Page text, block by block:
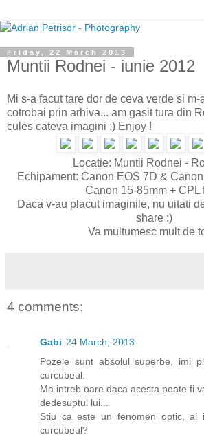
Friday, 22 March 2013
Muntii Rodnei - iunie 2012
Mi s-a facut tare dor de ceva verde si m-
cotrobai prin arhiva... am gasit tura din
cules cateva imagini :) Enjoy !
Locatie: Muntii Rodnei -
Echipament: Canon EOS 7D &
Canon 15-85mm + CPL
Daca v-au placut imaginile, nu uitati
share :)
Va multumesc mult de
4 comments:
Gabi 24 March, 2013
Pozele sunt absolul superbe, imi
curcubeul.
Ma intreb oare daca acesta poate fi
dedesuptul lui...
Stiu ca este un fenomen optic, ai
curcubeul?